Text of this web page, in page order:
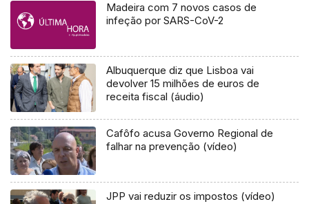
Madeira com 7 novos casos de
infeção por SARS-CoV-2
Albuquerque diz que Lisboa vai
devolver 15 milhões de euros de
receita fiscal (áudio)
Cafôfo acusa Governo Regional de
falhar na prevenção (vídeo)
JPP vai reduzir os impostos (vídeo)